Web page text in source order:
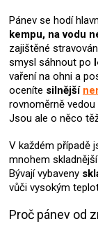
Pánev se hodí
kempu, na vodu
zajištěné
smysl sáhnout po
vaření na ohni a
oceníte silnější
rovnoměrně
Jsou ale o něco
V každém případě
mnohem
Bývají vybaveny
vůči vysokým
Proč pánev od